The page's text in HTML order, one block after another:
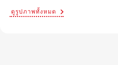
ดูรูปภาพทั้งหมด